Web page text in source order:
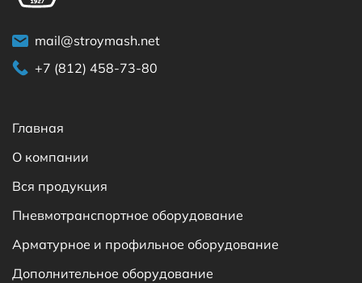
mail@stroymash.net
+7 (812) 458-73-80
Главная
О компании
Вся продукция
Пневмотранспортное оборудование
Арматурное и профильное оборудование
Дополнительное оборудование